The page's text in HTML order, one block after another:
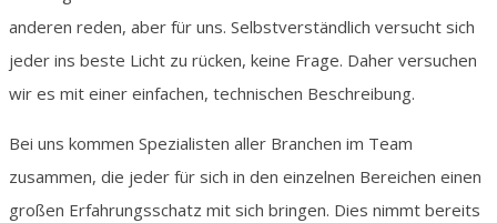
anderen reden, aber für uns. Selbstverständlich versucht sich
jeder ins beste Licht zu rücken, keine Frage. Daher versuchen
wir es mit einer einfachen, technischen Beschreibung.
Bei uns kommen Spezialisten aller Branchen im Team
zusammen, die jeder für sich in den einzelnen Bereichen einen
großen Erfahrungsschatz mit sich bringen. Dies nimmt bereits